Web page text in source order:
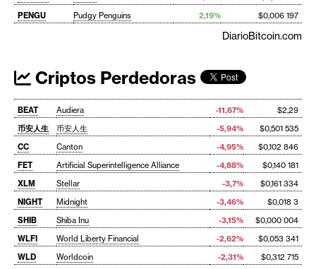
PENGU
Pudgy Penguins 2,19% $0,006 197
DiarioBitcoin.com
Criptos Perdedoras
BEAT Audiera -11,67%
$2,29
币安人生
币安人生 -5,94%
$0,501 535
CC
Canton -4,95%
$0,102 846
FET
Artificial Superintelligence Alliance -4,88%
$0,140 181
XLM
Stellar -3,7%
$0,161 334
NIGHT
Midnight -3,46%
$0,018 3
SHIB
Shiba Inu -3,15%
$0,000 004
WLFI
World Liberty Financial -2,62%
$0,053 341
WLD
Worldcoin -2,31%
$0,312 715